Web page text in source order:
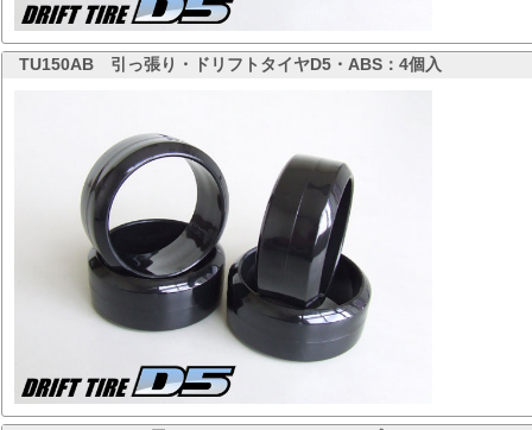
TU150AB 引っ張り・ドリフトタイヤD5・ABS：4個入